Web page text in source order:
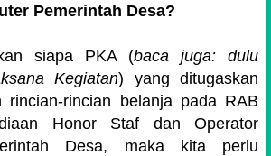
Pemerintah Desa?
siapa PKA (baca juga: dulu
Kegiatan) yang ditugaskan
rincian-rincian belanja pada RAB
Honor Staf dan Operator
Desa, maka kita perlu